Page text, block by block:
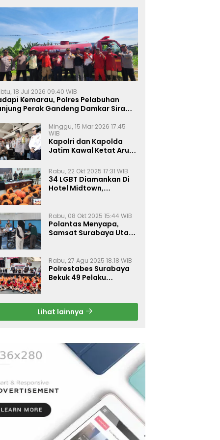
18 Jul 2026 09:40 WIB
Kemarau, Polres Pelabuhan
Perak Gandeng Damkar Siram
Minggu, 15 Mar 2026 17:45
WIB
Kapolri dan Kapolda
Jatim Kawal Ketat Arus
Rabu, 22 Okt 2025 17:31 WIB
34 LGBT Diamankan Di
Hotel Midtown,
Rabu, 08 Okt 2025 15:44 WIB
Polantas Menyapa,
Samsat Surabaya Utara
Rabu, 27 Agu 2025 18:18 WIB
Polrestabes Surabaya
Bekuk 49 Pelaku
Gratis
Lihat lainnya